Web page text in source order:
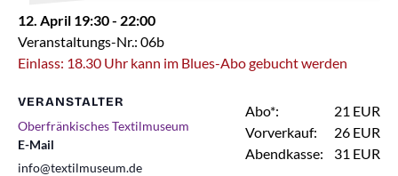
12. April 19:30- 22:00
Veranstaltungs-Nr.: 06b
Einlass: 18.30 Uhr kann im Blues-Abo gebucht werden
VERANSTALTER
Oberfränkisches Textilmuseum
E-Mail
info@textilmuseum.de
Abo*:
21 EUR
Vorverkauf:
26 EUR
Abendkasse:
31 EUR